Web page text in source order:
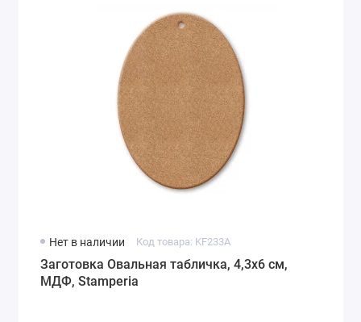
Нет в наличии Код товара: KF233A
Заготовка Овальная табличка, 4,3x6 см,
МДФ, Stamperia